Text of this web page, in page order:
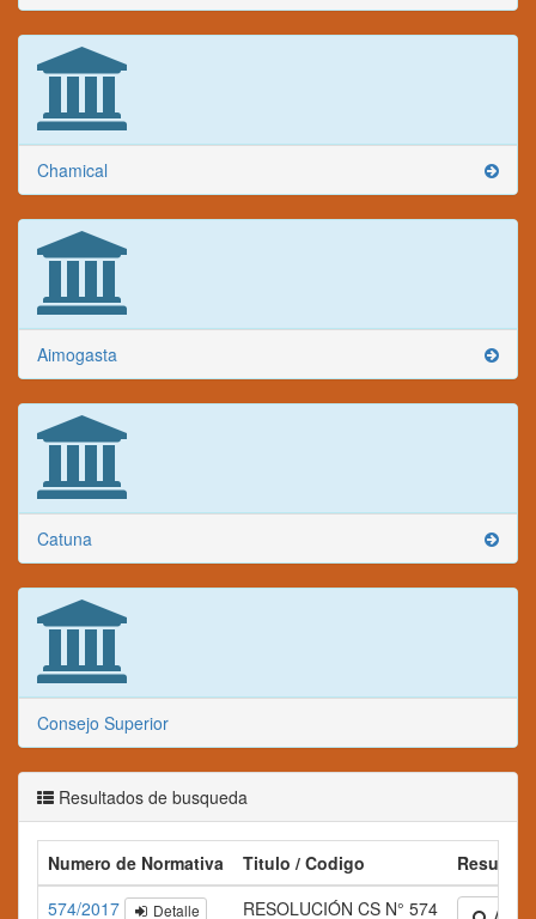
Chamical
Aimogasta
Catuna
Consejo Superior
Resultados de busqueda
Numero de Normativa Titulo / Codigo
Resumen
574/2017
Detalle RESOLUCIÓN CS N° 574